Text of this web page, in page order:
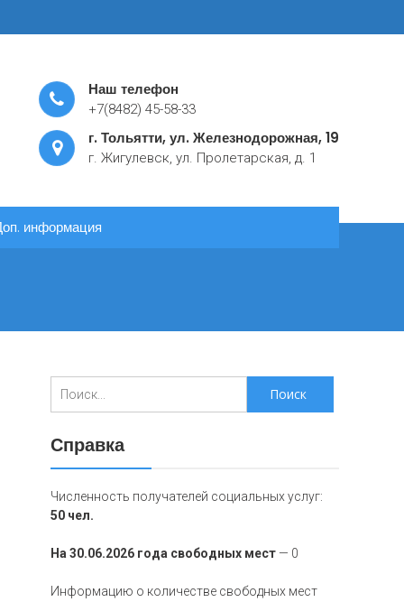
Наш телефон
+7(8482) 45-58-33
г. Тольятти, ул. Железнодорожная, 19
г. Жигулевск, ул. Пролетарская, д. 1
информация
для:
Справка
Численность получателей социальных услуг:
50 чел.
На 30.06.2026 года свободных мест — 0
Информацию о количестве свободных мест